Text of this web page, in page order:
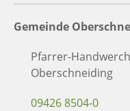
Gemeinde
Pfarrer-
Oberschneiding
09426 8504-0